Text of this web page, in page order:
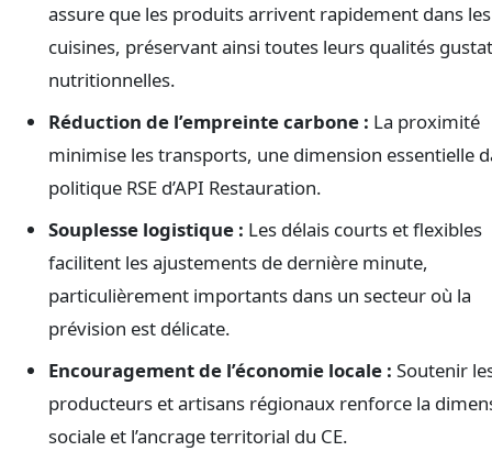
assure que les produits arrivent rapidement dans les
cuisines, préservant ainsi toutes leurs qualités
nutritionnelles.
Réduction de l’empreinte carbone : La proximité
minimise les transports, une dimension essentielle
politique RSE d’API Restauration.
Souplesse logistique : Les délais courts et flexibles
facilitent les ajustements de dernière minute,
particulièrement importants dans un secteur où la
prévision est délicate.
Encouragement de l’économie locale : Soutenir
producteurs et artisans régionaux renforce la
sociale et l’ancrage territorial du CE.